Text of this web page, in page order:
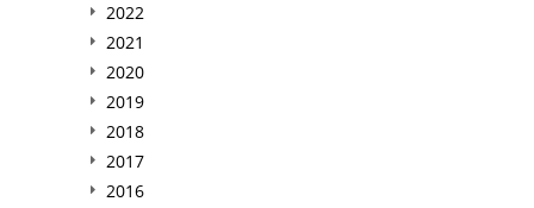
2022
2021
2020
2019
2018
2017
2016